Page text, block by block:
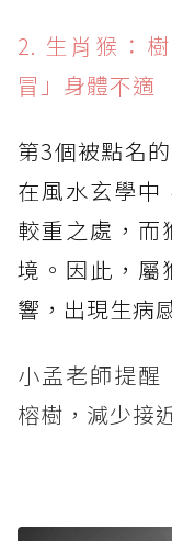
2. 生肖猴：
冒」身體不適
第3個被點名
在風水玄學中
較重之處，而
境。因此，屬
響，出現生病
小孟老師提醒
榕樹，減少接